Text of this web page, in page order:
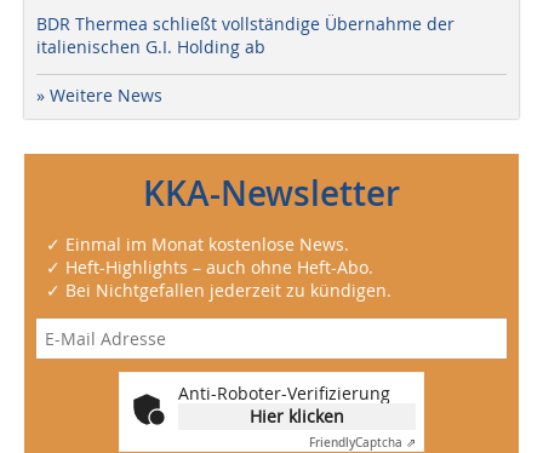
BDR Thermea schließt vollständige Übernahme der
italienischen G.I. Holding ab
» Weitere News
KKA-Newsletter
✓ Einmal im Monat kostenlose News.
✓ Heft-Highlights – auch ohne Heft-Abo.
✓ Bei Nichtgefallen jederzeit zu kündigen.
Anti-Roboter-Verifizierung
Hier klicken
FriendlyCaptcha ⇗